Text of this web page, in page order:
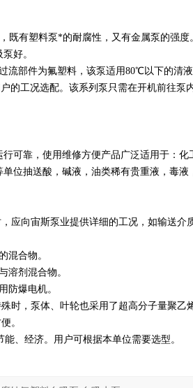
既有塑料泵*的耐腐性，又有金属泵的强
好。
流部件为氟塑料，该泵适用80℃以下的清
户的工况选配。该系列泵只需在开机前往
可靠，使用维修方便产品广泛适用于：
位抽送酸，碱液，油类稀有贵重液，毒液
应向宙斯泵业提供详细的工况，如输送
混合物。
溶剂混合物。
防爆电机。
时，泵体、叶轮也采用了超高分子量聚乙
。
、经济。用户可根据本单位需要选型。